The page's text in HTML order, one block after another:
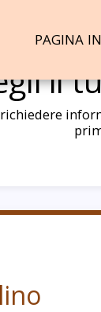
il
PAGINA